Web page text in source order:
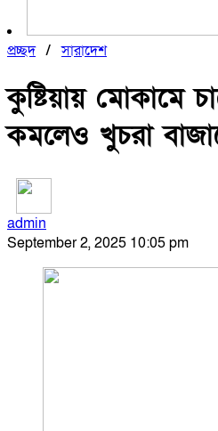
প্রচ্ছদ/সারাদেশ
কুষ্টিয়ায় মোকামে
কমলেও খুচরা
admin
September 2, 2025 10:05 pm